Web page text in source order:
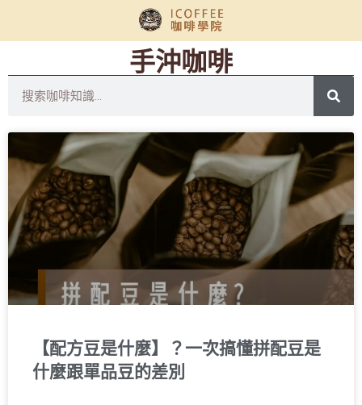
手沖咖啡
【配方豆是什麼】？一次搞懂拼配豆是
什麼跟單品豆的差別